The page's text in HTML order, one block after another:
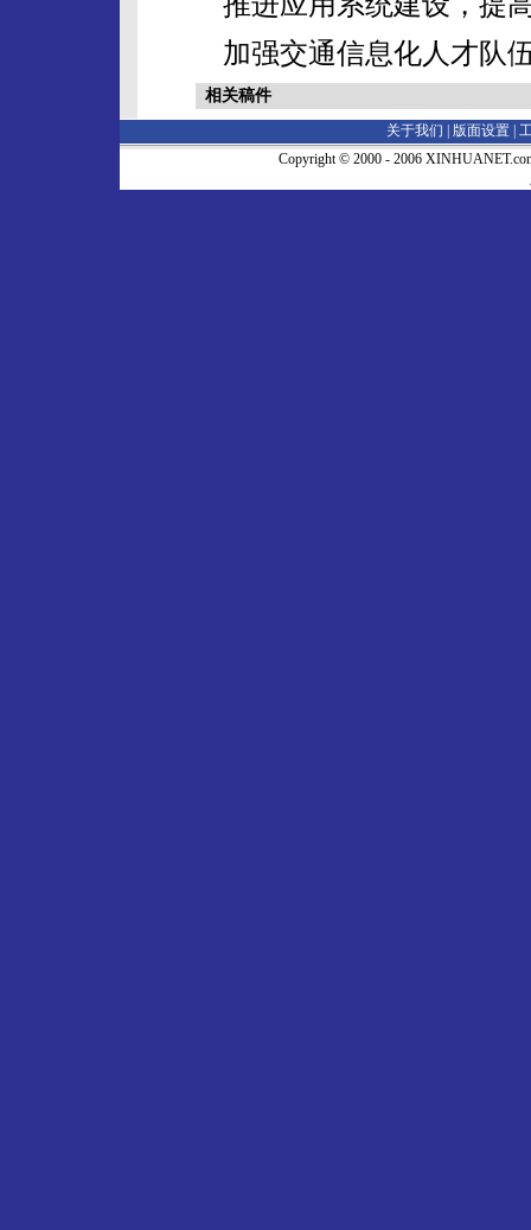
加强交通信息化人才队伍
相关稿件
关于我们 | 版面设置
Copyright © 2000 - 2006